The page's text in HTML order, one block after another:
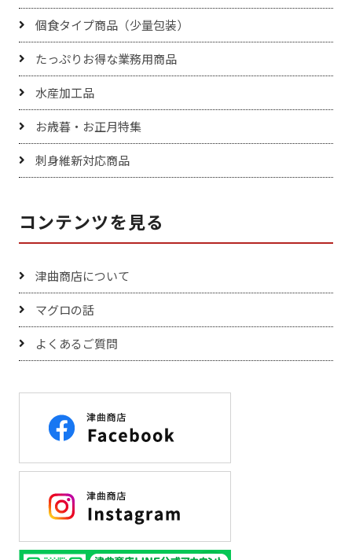
個食タイプ商品（少量包装）
たっぷりお得な業務用商品
水産加工品
お歳暮・お正月特集
刺身維新対応商品
コンテンツを見る
津曲商店について
マグロの話
よくあるご質問